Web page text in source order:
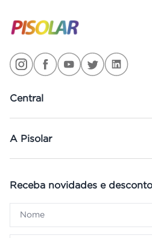
Central
A Pisolar
Receba novidades e